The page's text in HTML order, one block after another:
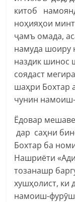
китоб
ноҳияҳои
ҷамъ омада,
намуда шоиру
наздик шинос
соядаст
шаҳри Бохтар
чунин
Ёдовар
дар саҳни
Бохтар ба
Нашриёти
тозанашр
хушҳолист, ки
намоиш-фурӯш